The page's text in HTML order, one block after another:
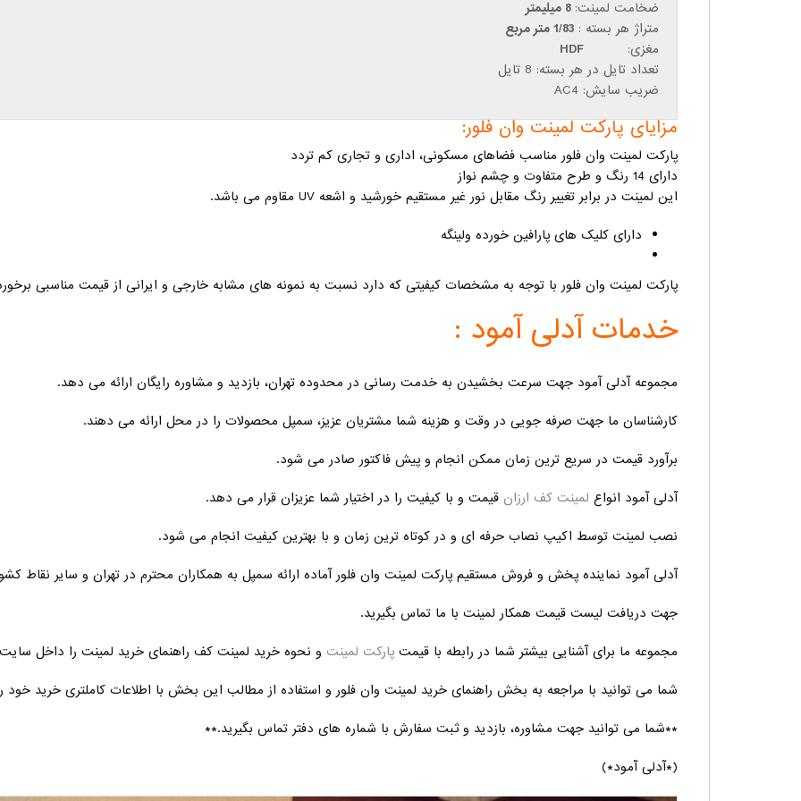
ضخامت لمینت:
متراژ هر بسته :
مغزی:
تعداد تایل در هر بسته: 8 تایل
ضریب سایش: AC4
مزایای پارکت لمینت وان فلور:
پارکت لمینت وان فلور مناسب فضاهای مسکونی، اداری و تجاری کم تردد
دارای 14 رنگ و طرح متفاوت و چشم نواز
این لمینت در برابر تغییر رنگ مقابل نور غیر مستقیم خورشید و اشعه UV مقاوم می باشد.
دارای کلیک های پارافین خورده ولینگه
پارکت لمینت وان فلور با توجه به مشخصات کیفیتی که دارد نسبت به نمونه های مشابه خارجی و ایرانی از قیمت مناسبی
خدمات آدلی آمود :
مجموعه آدلی آمود جهت سرعت بخشیدن به خدمت رسانی در محدوده تهران، بازدید و مشاوره رایگان ارائه می دهد.
کارشناسان ما جهت صرفه جویی در وقت و هزینه شما مشتریان عزیز، سمپل محصولات را در محل ارائه می دهند.
برآورد قیمت در سریع ترین زمان ممکن انجام و پیش فاکتور صادر می شود.
آدلی آمود انواع لمینت کف ارزان قیمت و با کیفیت را در اختیار شما عزیزان قرار می دهد.
نصب لمینت توسط اکیپ نصاب حرفه ای و در کوتاه ترین زمان و با بهترین کیفیت انجام می شود.
آدلی آمود نماینده پخش و فروش مستقیم پارکت لمینت وان فلور آماده ارائه سمپل به همکاران محترم در تهران و سایر نقاط
جهت دریافت لیست قیمت همکار لمینت با ما تماس بگیرید.
مجموعه ما برای آشنایی بیشتر شما در رابطه با قیمت پارکت لمینت و نحوه خرید لمینت کف راهنمای خرید لمینت را داخل سایت
شما می توانید با مراجعه به بخش راهنمای خرید لمینت وان فلور و استفاده از مطالب این بخش با اطلاعات کاملتری خرید خود
**شما می توانید جهت مشاوره، بازدید و ثبت سفارش با شماره های دفتر تماس بگیرید.**
(*آدلی آمود*)